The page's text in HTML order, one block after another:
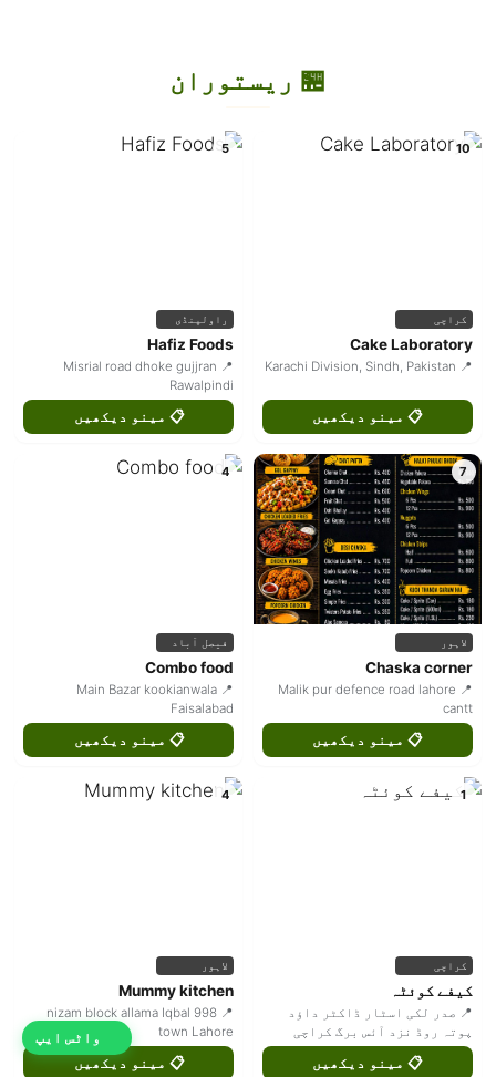
🏪 ریستوران
10
کراچی
Cake Laboratory
📍 Karachi Division, Sindh, Pakistan
📋 مینو دیکھیں
5
راولپنڈی
Hafiz Foods
📍 Misrial road dhoke gujjran
Rawalpindi
📋 مینو دیکھیں
7
لاہور
Chaska corner
📍 Malik pur defence road lahore
cantt
📋 مینو دیکھیں
4
فیصل آباد
Combo food
📍 Main Bazar kookianwala
Faisalabad
📋 مینو دیکھیں
1
کراچی
کیفے کوئٹہ
📍 صدر لکی اسٹار ڈاکٹر داؤد
پوتہ روڈ نزد آئس برگ کراچی
📋 مینو دیکھیں
4
لاہور
Mummy kitchen
📍 998 nizam block allama Iqbal
town Lahore
📋 مینو دیکھیں
واٹس ایپ